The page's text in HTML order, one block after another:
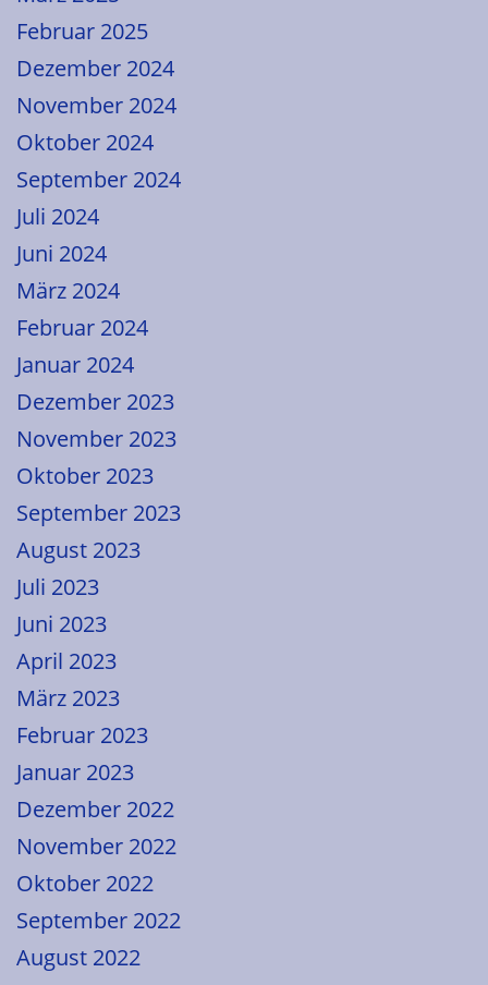
Februar 2025
Dezember 2024
November 2024
Oktober 2024
September 2024
Juli 2024
Juni 2024
März 2024
Februar 2024
Januar 2024
Dezember 2023
November 2023
Oktober 2023
September 2023
August 2023
Juli 2023
Juni 2023
April 2023
März 2023
Februar 2023
Januar 2023
Dezember 2022
November 2022
Oktober 2022
September 2022
August 2022